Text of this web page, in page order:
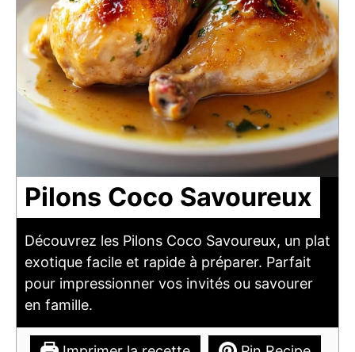
Pilons Coco Savoureux
Découvrez les Pilons Coco Savoureux, un plat
exotique facile et rapide à préparer. Parfait
pour impressionner vos invités ou savourer
en famille.